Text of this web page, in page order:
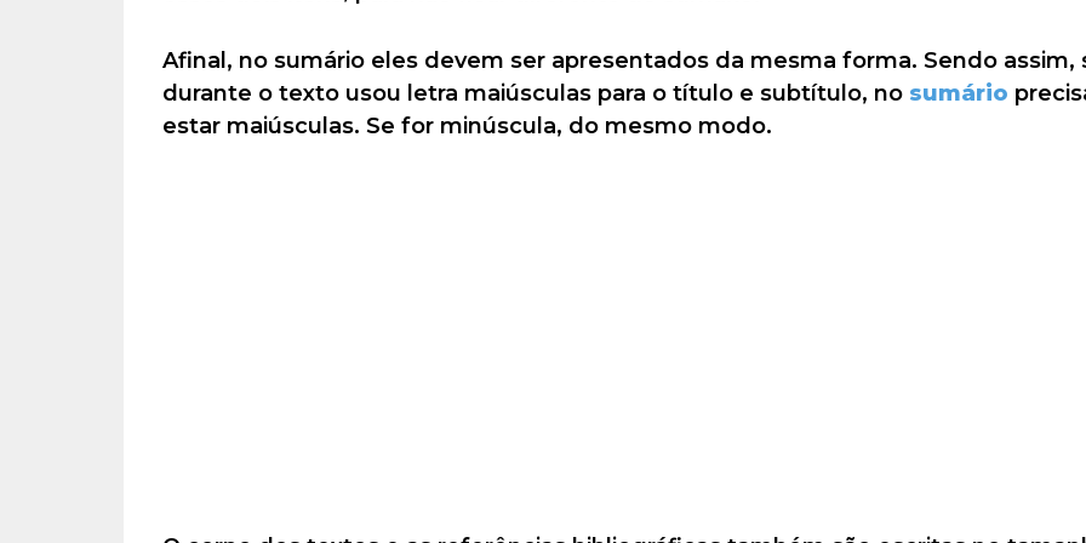
Afinal, no sumário eles devem ser apresentados da mesma forma. Sendo assim,
durante o texto usou letra maiúsculas para o título e subtítulo, no sumário
estar maiúsculas. Se for minúscula, do mesmo modo.